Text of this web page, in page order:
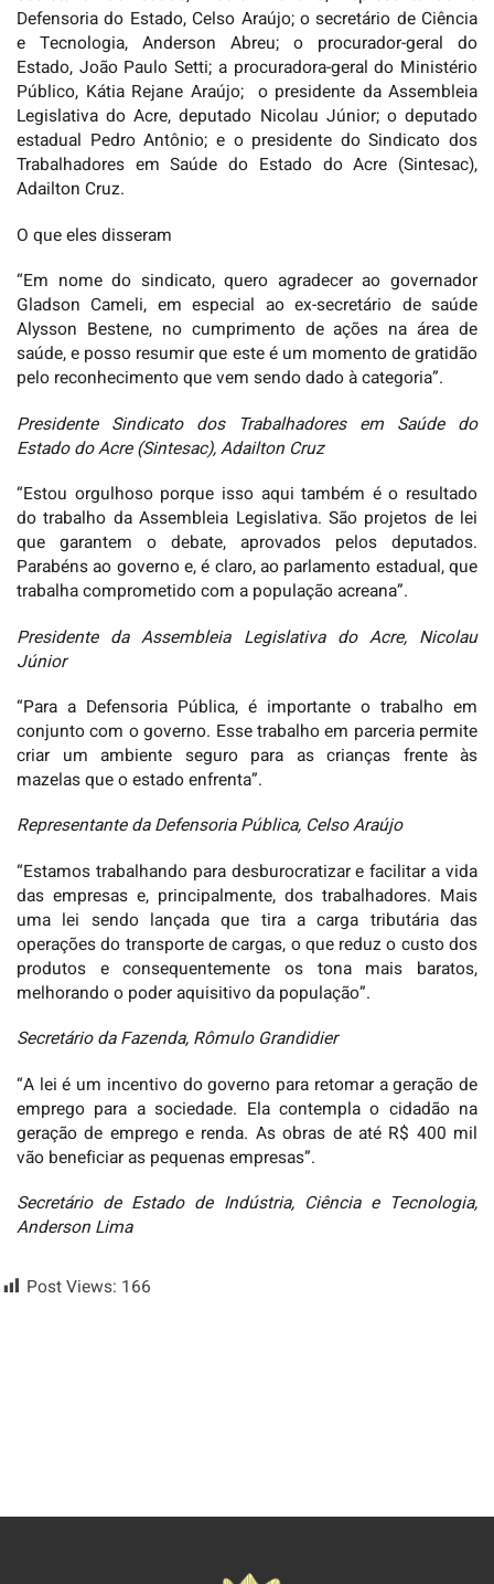
Defensoria do Estado, Celso Araújo; o secretário de Ciência
e Tecnologia, Anderson Abreu; o procurador-geral do
Estado, João Paulo Setti; a procuradora-geral do Ministério
Público, Kátia Rejane Araújo; o presidente da Assembleia
Legislativa do Acre, deputado Nicolau Júnior; o deputado
estadual Pedro Antônio; e o presidente do Sindicato dos
Trabalhadores em Saúde do Estado do Acre (Sintesac),
Adailton Cruz.
O que eles disseram
“Em nome do sindicato, quero agradecer ao governador
Gladson Cameli, em especial ao ex-secretário de saúde
Alysson Bestene, no cumprimento de ações na área de
saúde, e posso resumir que este é um momento de gratidão
pelo reconhecimento que vem sendo dado à categoria”.
Presidente Sindicato dos Trabalhadores em Saúde do
Estado do Acre (Sintesac), Adailton Cruz
“Estou orgulhoso porque isso aqui também é o resultado
do trabalho da Assembleia Legislativa. São projetos de lei
que garantem o debate, aprovados pelos deputados.
Parabéns ao governo e, é claro, ao parlamento estadual, que
trabalha comprometido com a população acreana”.
Presidente da Assembleia Legislativa do Acre, Nicolau
Júnior
“Para a Defensoria Pública, é importante o trabalho em
conjunto com o governo. Esse trabalho em parceria permite
criar um ambiente seguro para as crianças frente às
mazelas que o estado enfrenta”.
Representante da Defensoria Pública, Celso Araújo
“Estamos trabalhando para desburocratizar e facilitar a vida
das empresas e, principalmente, dos trabalhadores. Mais
uma lei sendo lançada que tira a carga tributária das
operações do transporte de cargas, o que reduz o custo dos
produtos e consequentemente os tona mais baratos,
melhorando o poder aquisitivo da população”.
Secretário da Fazenda, Rômulo Grandidier
“A lei é um incentivo do governo para retomar a geração de
emprego para a sociedade. Ela contempla o cidadão na
geração de emprego e renda. As obras de até R$ 400 mil
vão beneficiar as pequenas empresas”.
Secretário de Estado de Indústria, Ciência e Tecnologia,
Anderson Lima
Post Views: 166